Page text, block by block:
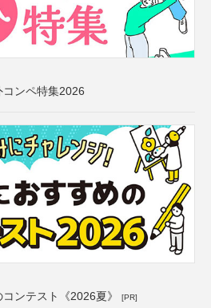
ンペ特集2026
ンテスト《2026夏》 [PR]